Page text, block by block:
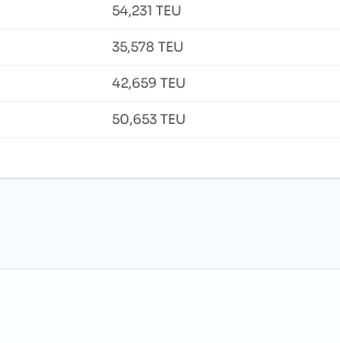
54,231 TEU
35,578 TEU
42,659 TEU
50,653 TEU